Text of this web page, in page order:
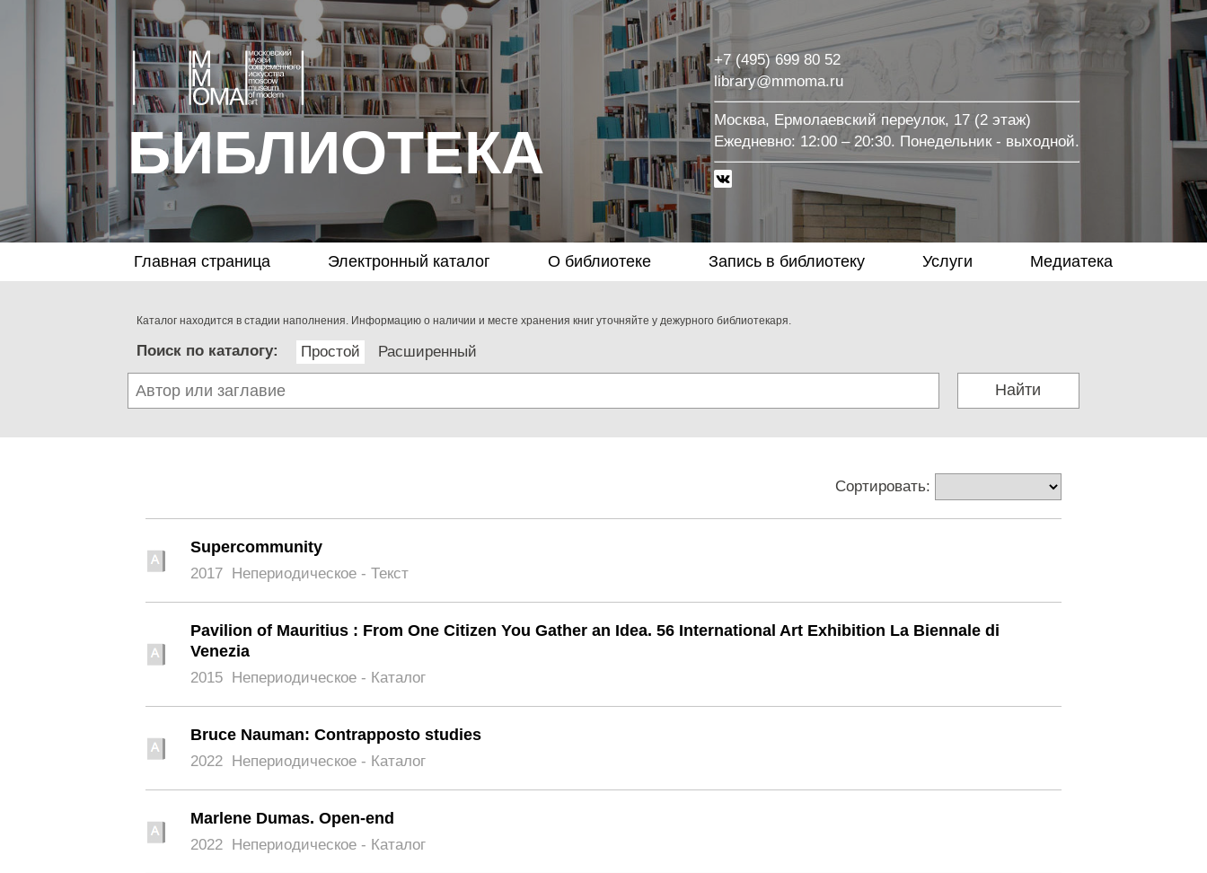
БИБЛИОТЕКА
+7 (495) 699 80 52
library@mmoma.ru
Москва, Ермолаевский переулок, 17 (2 этаж)
Eжедневно: 12:00 – 20:30. Понедельник - выходной.
Главная страница Электронный каталог О библиотеке Запись в библиотеку Услуги Медиатека
Каталог находится в стадии наполнения. Информацию о наличии и месте хранения книг уточняйте у дежурного библиотекаря.
Поиск по каталогу: Простой Расширенный
Найти
Сортировать:
Supercommunity
2017 Непериодическое - Текст
Pavilion of Mauritius : From One Citizen You Gather an Idea. 56 International Art Exhibition La Biennale di
Venezia
2015 Непериодическое - Каталог
Bruce Nauman: Contrapposto studies
2022 Непериодическое - Каталог
Marlene Dumas. Open-end
2022 Непериодическое - Каталог